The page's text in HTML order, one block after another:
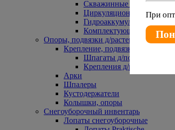
Скважинные насосы
Циркуляционные насосы
Гидроаккумуляторы и
Комплектующие к насосам
Опоры, подвязки д/растений
Крепление, подвязки д/растений
Шпагаты д/подвязки
Крепления д/растений
Арки
Шпалеры
Кустодержатели
Колышки, опоры
Снегоуборочный инвентарь
Лопаты снегоуборочные
При